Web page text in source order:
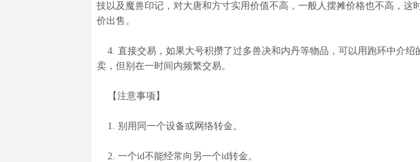
技以及魔兽印记，对大唐和方寸实用价值不高，一般人摆摊价格也不高，这
价出售。
4. 直接交易，如果大号积攒了过多兽决和内丹等物品，可以用跑环中介绍
卖，但别在一时间内频繁交易。
【注意事项】
1. 别用同一个设备或网络转金。
2. 一个id不能经常向另一个id转金。